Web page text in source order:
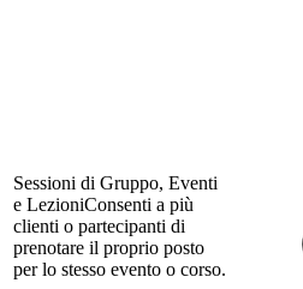
Sessioni di Gruppo, Eventi
e LezioniConsenti a più
clienti o partecipanti di
prenotare il proprio posto
per lo stesso evento o corso.